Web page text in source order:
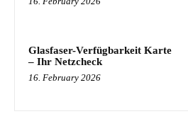
Glasfaser-Verfügbarkeit Karte
– Ihr Netzcheck
16. February 2026